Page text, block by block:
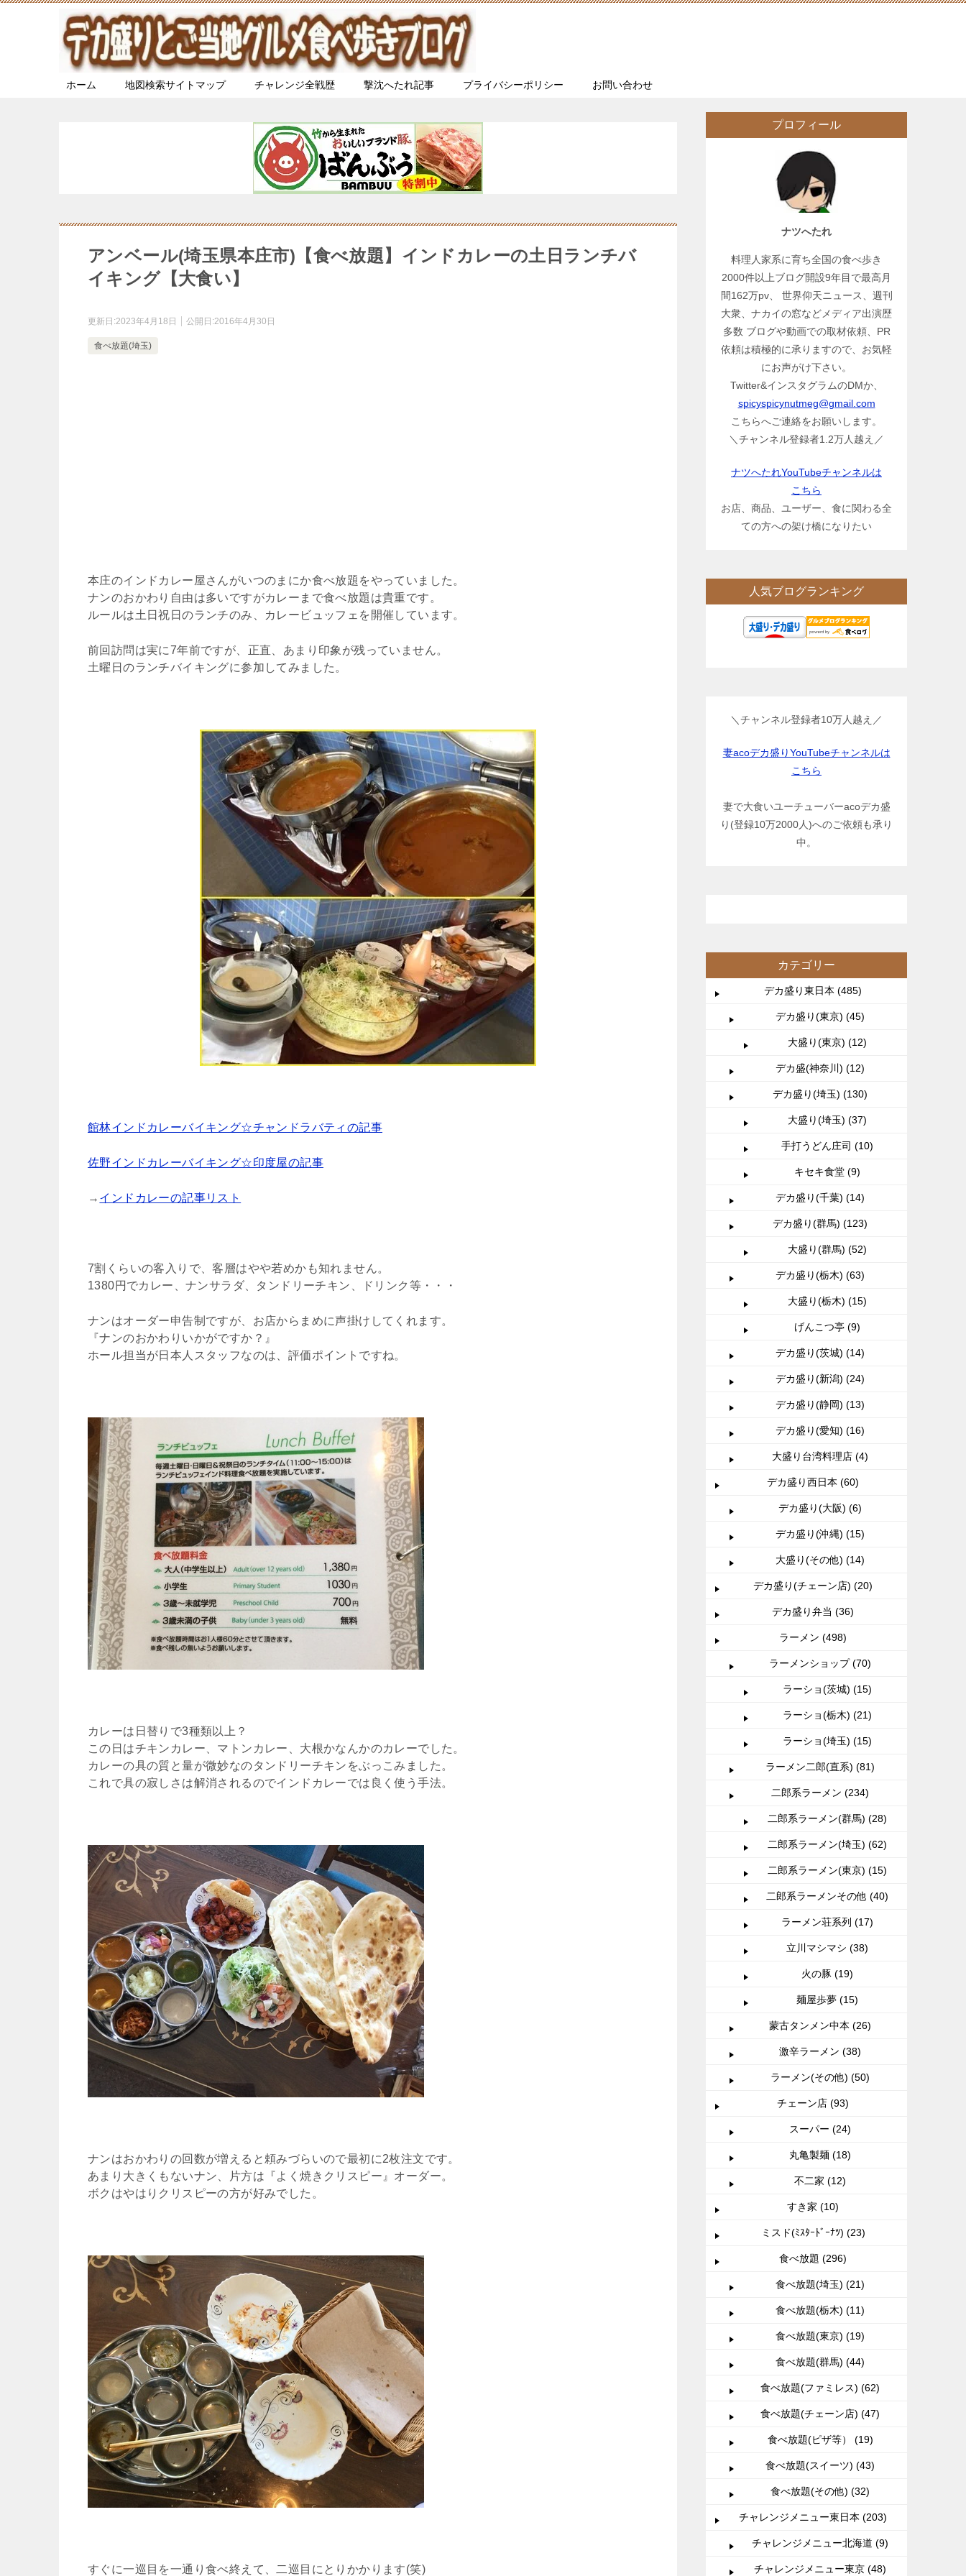
ホーム 地図検索サイトマップ チャレンジ全戦歴 撃沈へたれ記事 プライバシーポリシー お問い合わせ
アンベール(埼玉県本庄市)【食べ放題】インドカレーの土日ランチバ
イキング【大食い】
更新日:2023年4月18日 公開日:2016年4月30日
食べ放題(埼玉)
本庄のインドカレー屋さんがいつのまにか食べ放題をやっていました。
ナンのおかわり自由は多いですがカレーまで食べ放題は貴重です。
ルールは土日祝日のランチのみ、カレービュッフェを開催しています。
前回訪問は実に7年前ですが、正直、あまり印象が残っていません。
土曜日のランチバイキングに参加してみました。
館林インドカレーバイキング☆チャンドラバティの記事
佐野インドカレーバイキング☆印度屋の記事
→ インドカレーの記事リスト
7割くらいの客入りで、客層はやや若めかも知れません。
1380円でカレー、ナンサラダ、タンドリーチキン、ドリンク等・・・
ナンはオーダー申告制ですが、お店からまめに声掛けしてくれます。
『ナンのおかわりいかがですか？』
ホール担当が日本人スタッフなのは、評価ポイントですね。
カレーは日替りで3種類以上？
この日はチキンカレー、マトンカレー、大根かなんかのカレーでした。
カレーの具の質と量が微妙なのタンドリーチキンをぶっこみました。
これで具の寂しさは解消されるのでインドカレーでは良く使う手法。
ナンはおかわりの回数が増えると頼みづらいので最初に2枚注文です。
あまり大きくもないナン、片方は『よく焼きクリスピー』オーダー。
ボクはやはりクリスピーの方が好みでした。
すぐに一巡目を一通り食べ終えて、二巡目にとりかかります(笑)
プロフィール
ナツへたれ
料理人家系に育ち全国の食べ歩き
2000件以上ブログ開設9年目で最高月
間162万pv、 世界仰天ニュース、週刊
大衆、ナカイの窓などメディア出演歴
多数 ブログや動画での取材依頼、PR
依頼は積極的に承りますので、お気軽
にお声がけ下さい。
Twitter&インスタグラムのDMか、
spicyspicynutmeg@gmail.com
こちらへご連絡をお願いします。
＼チャンネル登録者1.2万人越え／
ナツへたれYouTubeチャンネルは
こちら
お店、商品、ユーザー、食に関わる全
ての方への架け橋になりたい
人気ブログランキング
＼チャンネル登録者10万人越え／
妻acoデカ盛りYouTubeチャンネルは
こちら
妻で大食いユーチューバーacoデカ盛
り(登録10万2000人)へのご依頼も承り
中。
カテゴリー
デカ盛り東日本 (485)
デカ盛り(東京) (45)
大盛り(東京) (12)
デカ盛(神奈川) (12)
デカ盛り(埼玉) (130)
大盛り(埼玉) (37)
手打うどん庄司 (10)
キセキ食堂 (9)
デカ盛り(千葉) (14)
デカ盛り(群馬) (123)
大盛り(群馬) (52)
デカ盛り(栃木) (63)
大盛り(栃木) (15)
げんこつ亭 (9)
デカ盛り(茨城) (14)
デカ盛り(新潟) (24)
デカ盛り(静岡) (13)
デカ盛り(愛知) (16)
大盛り台湾料理店 (4)
デカ盛り西日本 (60)
デカ盛り(大阪) (6)
デカ盛り(沖縄) (15)
大盛り(その他) (14)
デカ盛り(チェーン店) (20)
デカ盛り弁当 (36)
ラーメン (498)
ラーメンショップ (70)
ラーショ(茨城) (15)
ラーショ(栃木) (21)
ラーショ(埼玉) (15)
ラーメン二郎(直系) (81)
二郎系ラーメン (234)
二郎系ラーメン(群馬) (28)
二郎系ラーメン(埼玉) (62)
二郎系ラーメン(東京) (15)
二郎系ラーメンその他 (40)
ラーメン荘系列 (17)
立川マシマシ (38)
火の豚 (19)
麺屋歩夢 (15)
蒙古タンメン中本 (26)
激辛ラーメン (38)
ラーメン(その他) (50)
チェーン店 (93)
スーパー (24)
丸亀製麺 (18)
不二家 (12)
すき家 (10)
ミスド(ﾐｽﾀｰﾄﾞｰﾅﾂ) (23)
食べ放題 (296)
食べ放題(埼玉) (21)
食べ放題(栃木) (11)
食べ放題(東京) (19)
食べ放題(群馬) (44)
食べ放題(ファミレス) (62)
食べ放題(チェーン店) (47)
食べ放題(ピザ等） (19)
食べ放題(スイーツ) (43)
食べ放題(その他) (32)
チャレンジメニュー東日本 (203)
チャレンジメニュー北海道 (9)
チャレンジメニュー東京 (48)